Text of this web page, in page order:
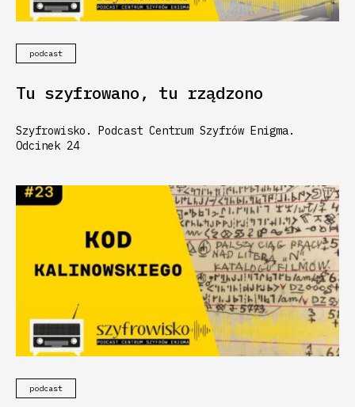
podcast
Tu szyfrowano, tu rządzono
Szyfrowisko. Podcast Centrum Szyfrów Enigma.
Odcinek 24
podcast